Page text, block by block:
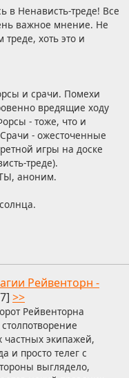
в Ненависть-треде! Все
важное мнение. Не
треде, хоть это и
и срачи. Помехи
вредящие ходу
- тоже, что и
- ожесточенные
игры на доске
треде).
аноним.
Рейвенторн -
>>
Рейвенторна
частных экипажей,
и просто телег с
выглядело,